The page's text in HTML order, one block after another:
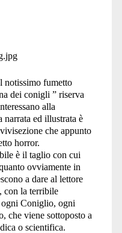
notissimo fumetto
dei conigli ” riserva
alla
narrata ed illustrata è
che appunto
horror.
è il taglio con cui
ovviamente in
a dare al lettore
con la terribile
ogni Coniglio, ogni
che viene sottoposto a
o scientifica.